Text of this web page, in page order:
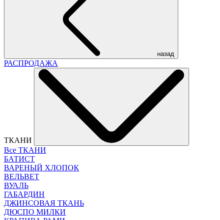
назад
РАСПРОДАЖА
ТКАНИ
Все ТКАНИ
БАТИСТ
ВАРЕНЫЙ ХЛОПОК
ВЕЛЬВЕТ
ВУАЛЬ
ГАБАРДИН
ДЖИНСОВАЯ ТКАНЬ
ДЮСПО МИЛКИ